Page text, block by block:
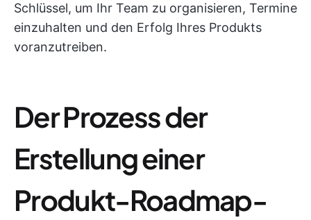
Schlüssel, um Ihr Team zu organisieren, Termine
einzuhalten und den Erfolg Ihres Produkts
voranzutreiben.
Der Prozess der
Erstellung einer
Produkt-Roadmap-